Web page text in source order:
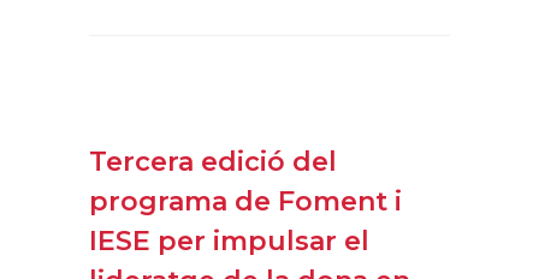
Tercera edició del
programa de Foment i
IESE per impulsar el